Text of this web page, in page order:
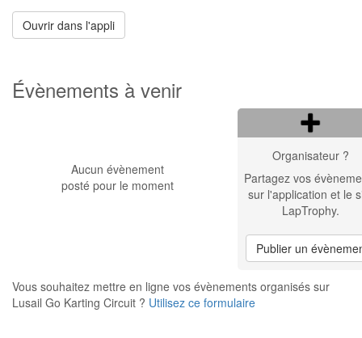
Ouvrir dans l'appli
Évènements à venir
Aucun évènement
posté pour le moment
Organisateur ?
Partagez vos
sur l'application et le
LapTrophy.
Publier un
Vous souhaitez mettre en ligne vos évènements organisés sur
Lusail Go Karting Circuit ? Utilisez ce formulaire